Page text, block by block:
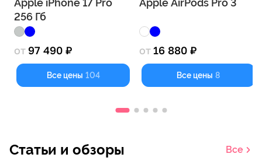
Apple iPhone 17 Pro
256 Гб
от 97 490 ₽
Все цены 104
Apple AirPods Pro 3
от16 880 ₽
Все цены 8
Статьи и обзоры Bсе